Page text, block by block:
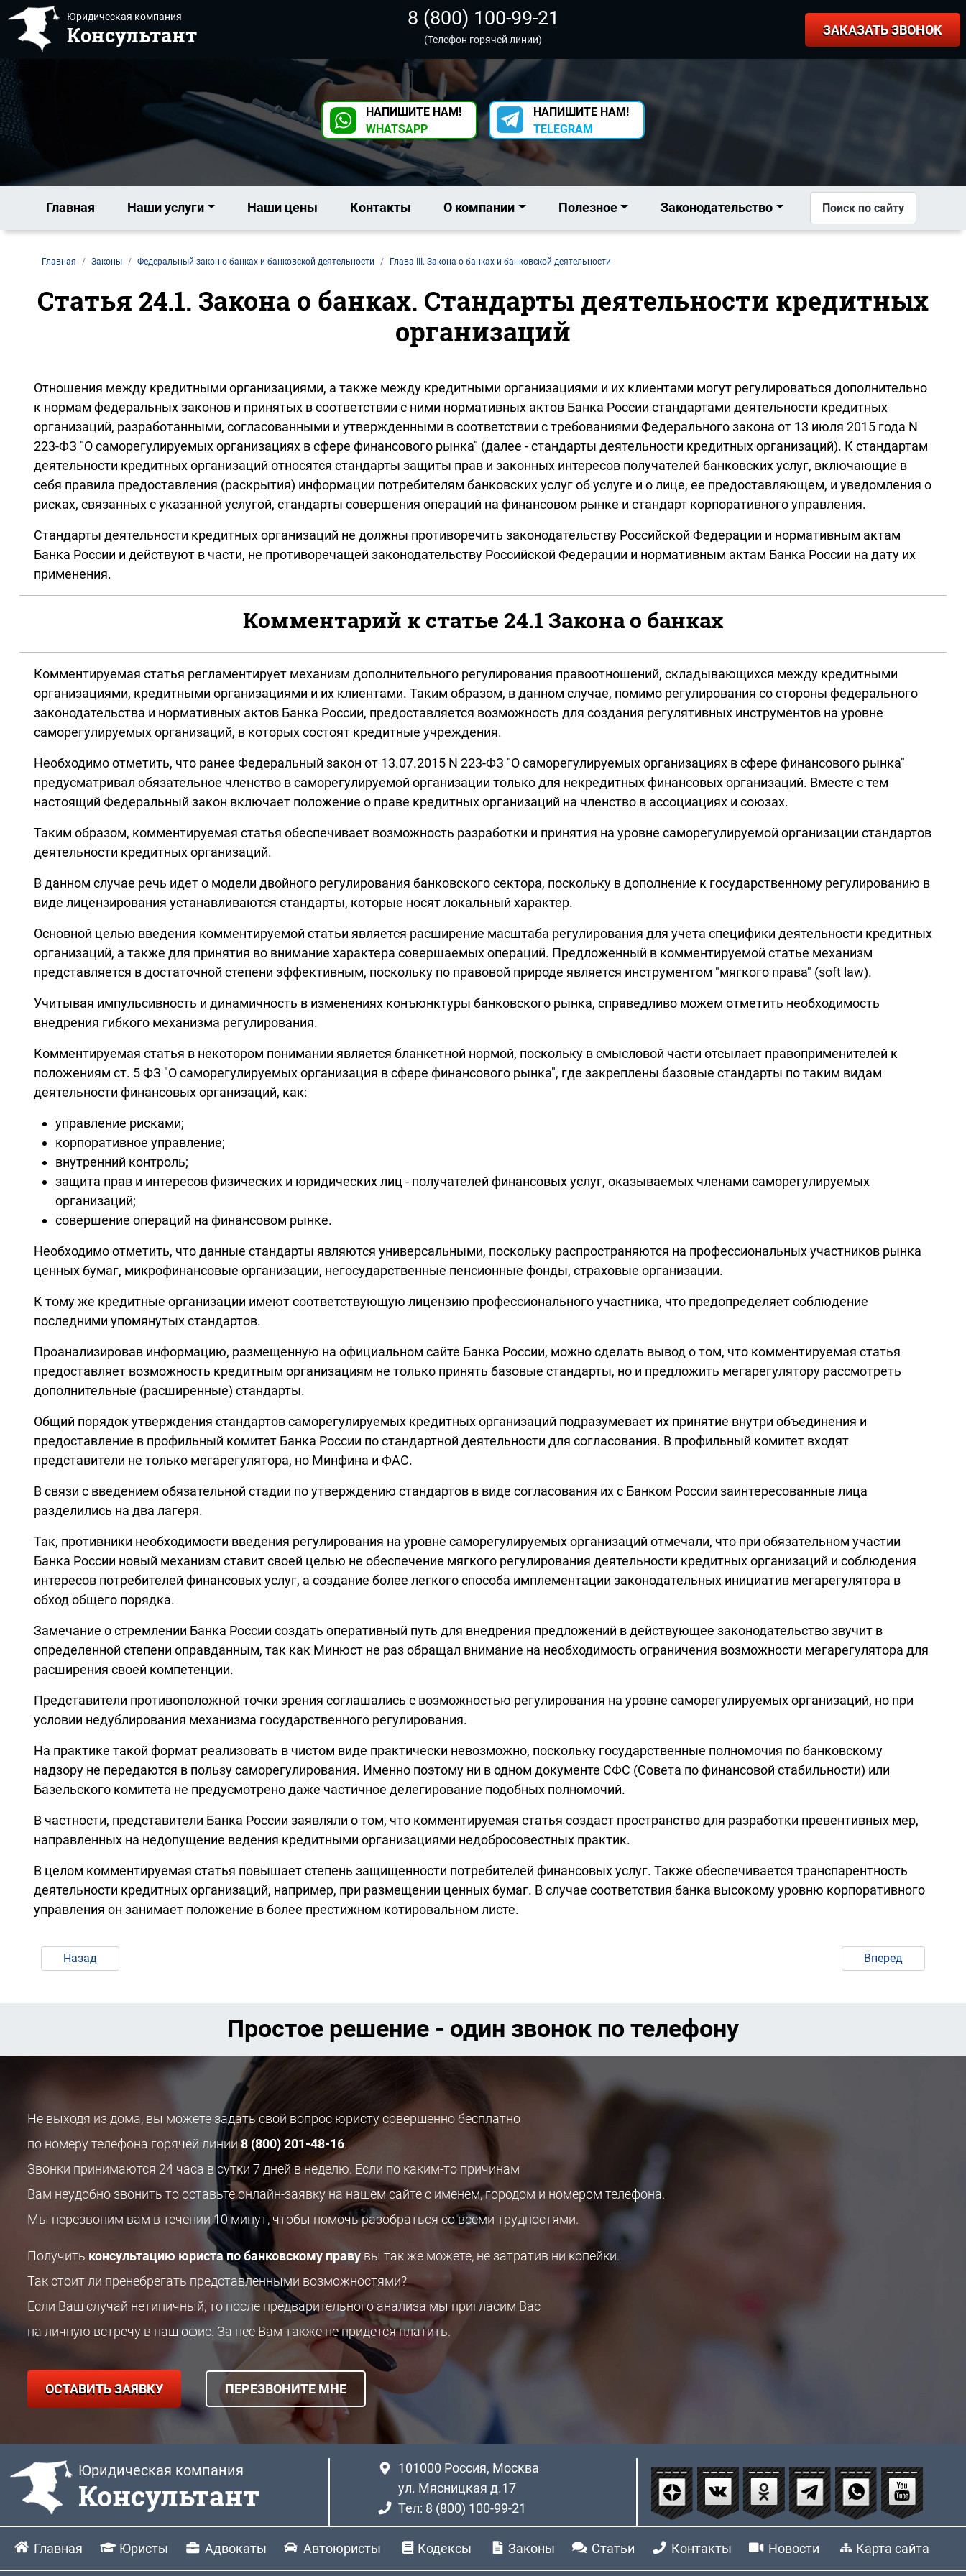
Юридическая компания
Консультант
8 (800) 100-99-21
(Телефон горячей линии)
ЗАКАЗАТЬ ЗВОНОК
НАПИШИТЕ НАМ!
WHATSAPP
НАПИШИТЕ НАМ!
TELEGRAM
Главная Наши услуги Наши цены Контакты О компании Полезное Законодательство Поиск по сайту
Главная Законы Федеральный закон о банках и банковской деятельности Глава III. Закона о банках и банковской деятельности
Статья 24.1. Закона о банках. Стандарты деятельности кредитных
организаций
Отношения между кредитными организациями, а также между кредитными организациями и их клиентами могут регулироваться дополнительно
к нормам федеральных законов и принятых в соответствии с ними нормативных актов Банка России стандартами деятельности кредитных
организаций, разработанными, согласованными и утвержденными в соответствии с требованиями Федерального закона от 13 июля 2015 года N
223-ФЗ "О саморегулируемых организациях в сфере финансового рынка" (далее - стандарты деятельности кредитных организаций). К стандартам
деятельности кредитных организаций относятся стандарты защиты прав и законных интересов получателей банковских услуг, включающие в
себя правила предоставления (раскрытия) информации потребителям банковских услуг об услуге и о лице, ее предоставляющем, и уведомления о
рисках, связанных с указанной услугой, стандарты совершения операций на финансовом рынке и стандарт корпоративного управления.
Стандарты деятельности кредитных организаций не должны противоречить законодательству Российской Федерации и нормативным актам
Банка России и действуют в части, не противоречащей законодательству Российской Федерации и нормативным актам Банка России на дату их
применения.
Комментарий к статье 24.1 Закона о банках
Комментируемая статья регламентирует механизм дополнительного регулирования правоотношений, складывающихся между кредитными
организациями, кредитными организациями и их клиентами. Таким образом, в данном случае, помимо регулирования со стороны федерального
законодательства и нормативных актов Банка России, предоставляется возможность для создания регулятивных инструментов на уровне
саморегулируемых организаций, в которых состоят кредитные учреждения.
Необходимо отметить, что ранее Федеральный закон от 13.07.2015 N 223-ФЗ "О саморегулируемых организациях в сфере финансового рынка"
предусматривал обязательное членство в саморегулируемой организации только для некредитных финансовых организаций. Вместе с тем
настоящий Федеральный закон включает положение о праве кредитных организаций на членство в ассоциациях и союзах.
Таким образом, комментируемая статья обеспечивает возможность разработки и принятия на уровне саморегулируемой организации стандартов
деятельности кредитных организаций.
В данном случае речь идет о модели двойного регулирования банковского сектора, поскольку в дополнение к государственному регулированию в
виде лицензирования устанавливаются стандарты, которые носят локальный характер.
Основной целью введения комментируемой статьи является расширение масштаба регулирования для учета специфики деятельности кредитных
организаций, а также для принятия во внимание характера совершаемых операций. Предложенный в комментируемой статье механизм
представляется в достаточной степени эффективным, поскольку по правовой природе является инструментом "мягкого права" (soft law).
Учитывая импульсивность и динамичность в изменениях конъюнктуры банковского рынка, справедливо можем отметить необходимость
внедрения гибкого механизма регулирования.
Комментируемая статья в некотором понимании является бланкетной нормой, поскольку в смысловой части отсылает правоприменителей к
положениям ст. 5 ФЗ "О саморегулируемых организация в сфере финансового рынка", где закреплены базовые стандарты по таким видам
деятельности финансовых организаций, как:
управление рисками;
корпоративное управление;
внутренний контроль;
защита прав и интересов физических и юридических лиц - получателей финансовых услуг, оказываемых членами саморегулируемых
организаций;
совершение операций на финансовом рынке.
Необходимо отметить, что данные стандарты являются универсальными, поскольку распространяются на профессиональных участников рынка
ценных бумаг, микрофинансовые организации, негосударственные пенсионные фонды, страховые организации.
К тому же кредитные организации имеют соответствующую лицензию профессионального участника, что предопределяет соблюдение
последними упомянутых стандартов.
Проанализировав информацию, размещенную на официальном сайте Банка России, можно сделать вывод о том, что комментируемая статья
предоставляет возможность кредитным организациям не только принять базовые стандарты, но и предложить мегарегулятору рассмотреть
дополнительные (расширенные) стандарты.
Общий порядок утверждения стандартов саморегулируемых кредитных организаций подразумевает их принятие внутри объединения и
предоставление в профильный комитет Банка России по стандартной деятельности для согласования. В профильный комитет входят
представители не только мегарегулятора, но Минфина и ФАС.
В связи с введением обязательной стадии по утверждению стандартов в виде согласования их с Банком России заинтересованные лица
разделились на два лагеря.
Так, противники необходимости введения регулирования на уровне саморегулируемых организаций отмечали, что при обязательном участии
Банка России новый механизм ставит своей целью не обеспечение мягкого регулирования деятельности кредитных организаций и соблюдения
интересов потребителей финансовых услуг, а создание более легкого способа имплементации законодательных инициатив мегарегулятора в
обход общего порядка.
Замечание о стремлении Банка России создать оперативный путь для внедрения предложений в действующее законодательство звучит в
определенной степени оправданным, так как Минюст не раз обращал внимание на необходимость ограничения возможности мегарегулятора для
расширения своей компетенции.
Представители противоположной точки зрения соглашались с возможностью регулирования на уровне саморегулируемых организаций, но при
условии недублирования механизма государственного регулирования.
На практике такой формат реализовать в чистом виде практически невозможно, поскольку государственные полномочия по банковскому
надзору не передаются в пользу саморегулирования. Именно поэтому ни в одном документе СФС (Совета по финансовой стабильности) или
Базельского комитета не предусмотрено даже частичное делегирование подобных полномочий.
В частности, представители Банка России заявляли о том, что комментируемая статья создаст пространство для разработки превентивных мер,
направленных на недопущение ведения кредитными организациями недобросовестных практик.
В целом комментируемая статья повышает степень защищенности потребителей финансовых услуг. Также обеспечивается транспарентность
деятельности кредитных организаций, например, при размещении ценных бумаг. В случае соответствия банка высокому уровню корпоративного
управления он занимает положение в более престижном котировальном листе.
Назад Вперед
Простое решение - один звонок по телефону
Не выходя из дома, вы можете задать свой вопрос юристу совершенно бесплатно
по номеру телефона горячей линии8 (800) 201-48-16.
Звонки принимаются 24 часа в сутки 7 дней в неделю. Если по каким-то причинам
Вам неудобно звонить то оставьте онлайн-заявку на нашем сайте с именем, городом и номером телефона.
Мы перезвоним вам в течении 10 минут, чтобы помочь разобраться со всеми трудностями.
Получить консультацию юриста по банковскому праву вы так же можете, не затратив ни копейки.
Так стоит ли пренебрегать представленными возможностями?
Если Ваш случай нетипичный, то после предварительного анализа мы пригласим Вас
на личную встречу в наш офис. За нее Вам также не придется платить.
ОСТАВИТЬ ЗАЯВКУ ПЕРЕЗВОНИТЕ МНЕ
Юридическая компания
Консультант
101000 Россия, Москва
ул. Мясницкая д.17
Тел: 8 (800) 100-99-21
Главная Юристы Адвокаты Автоюристы Кодексы Законы Статьи Контакты Новости Карта сайта